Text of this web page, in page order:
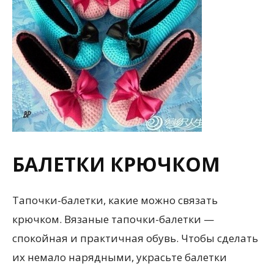
БАЛЕТКИ КРЮЧКОМ
Тапочки-балетки, какие можно связать
крючком. Вязаные тапочки-балетки —
спокойная и практичная обувь. Чтобы сделать
их немало нарядными, украсьте балетки